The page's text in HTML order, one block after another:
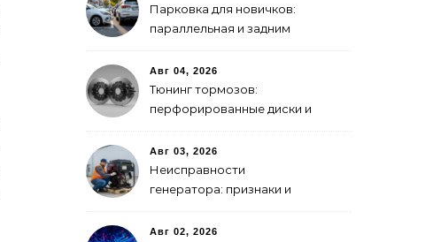
Парковка для новичков:
параллельная и задним
Авг 04, 2026
Тюнинг тормозов:
перфорированные диски и
суппорты
Авг 03, 2026
Неисправности
генератора: признаки и
Авг 02, 2026